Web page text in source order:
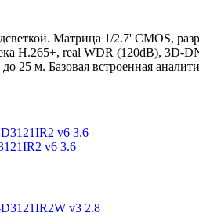
Матрица 1/2.7' CMOS,
H.265+, real WDR (120dB), 3D-
25 м. Базовая встроенная
v6 3.6